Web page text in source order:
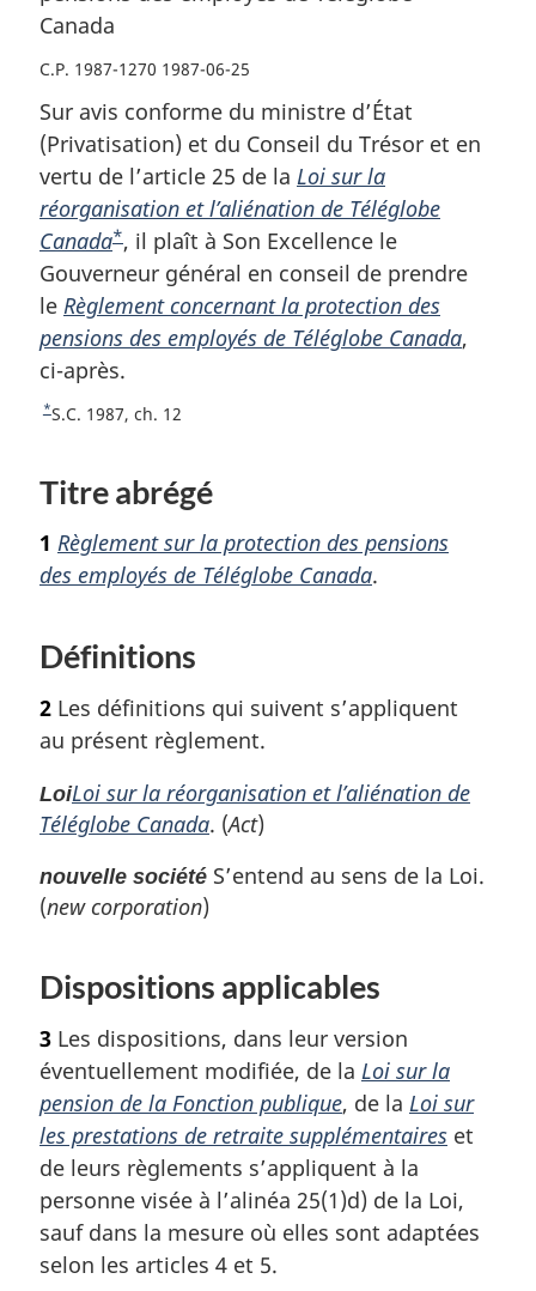
Canada
C.P. 1987-1270 1987-06-25
Sur avis conforme du ministre d’État
(Privatisation) et du Conseil du Trésor et en
vertu de l’article 25 de la Loi sur la
réorganisation et l’aliénation de Téléglobe
CanadaN
o
t
e
d
e
s
d
e
g
e
*, il plaît à Son Excellence le
Gouverneur général en conseil de prendre
le Règlement concernant la protection des
pensions des employés de Téléglobe Canada,
ci-après.
R
o
r
à
r
f
r
e
n
c
d
e
n
t
e
d
e
b
a
s
d
e
*S.C. 1987, ch. 12
Titre abrégé
1 Règlement sur la protection des pensions
des employés de Téléglobe Canada.
Définitions
2 Les définitions qui suivent s’appliquent
au présent règlement.
LoiLoi sur la réorganisation et l’aliénation de
Téléglobe Canada. (Act)
nouvelle société S’entend au sens de la Loi.
(new corporation)
Dispositions applicables
3 Les dispositions, dans leur version
éventuellement modifiée, de la Loi sur la
pension de la Fonction publique, de la Loi sur
les prestations de retraite supplémentaires et
de leurs règlements s’appliquent à la
personne visée à l’alinéa 25(1)d) de la Loi,
sauf dans la mesure où elles sont adaptées
selon les articles 4 et 5.